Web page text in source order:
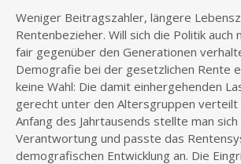
Weniger Beitragszahler, längere
Rentenbezieher. Will sich die Politik auch
fair gegenüber den Generationen
Demografie bei der gesetzlichen Rente
keine Wahl: Die damit einhergehenden
gerecht unter den Altersgruppen verteilt
Anfang des Jahrtausends stellte man
Verantwortung und passte das
demografischen Entwicklung an. Die